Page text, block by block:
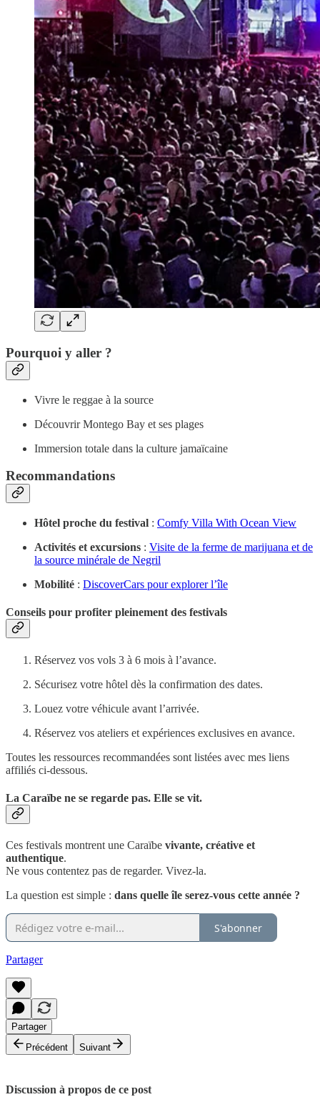
Pourquoi y aller ?
Vivre le reggae à la source
Découvrir Montego Bay et ses plages
Immersion totale dans la culture jamaïcaine
Recommandations
Hôtel proche du festival : Comfy Villa With Ocean View
Activités et excursions : Visite de la ferme de marijuana et de
la source minérale de Negril
Mobilité : DiscoverCars pour explorer l’île
Conseils pour profiter pleinement des festivals
Réservez vos vols 3 à 6 mois à l’avance.
Sécurisez votre hôtel dès la confirmation des dates.
Louez votre véhicule avant l’arrivée.
Réservez vos ateliers et expériences exclusives en avance.
Toutes les ressources recommandées sont listées avec mes liens
affiliés ci-dessous.
La Caraïbe ne se regarde pas. Elle se vit.
Ces festivals montrent une Caraïbe vivante, créative et
authentique.
Ne vous contentez pas de regarder. Vivez-la.
La question est simple : dans quelle île serez-vous cette année ?
S'abonner
Partager
Partager
Précédent
Suivant
Discussion à propos de ce post